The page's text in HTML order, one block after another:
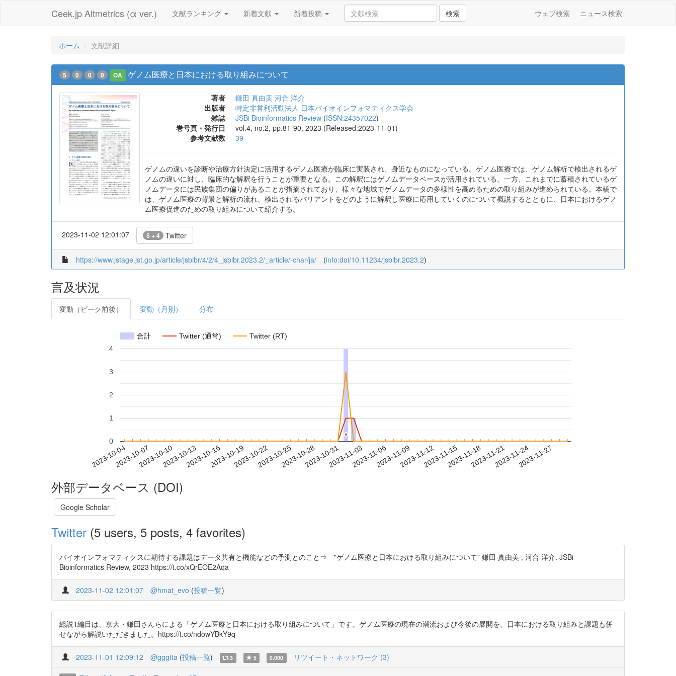
Ceek.jp Altmetrics (α ver.) 文献ランキング 新着文献 新着投稿 検索 ウェブ検索 ニュース検索
ホーム 文献詳細
5 0 0 0 OA ゲノム医療と日本における取り組みについて
著者 鎌田 真由美 河合 洋介
出版者
特定非営利活動法人 日本バイオインフォマティクス学会
雑誌
JSBi Bioinformatics Review (ISSN:24357022)
巻号頁・発行日
vol.4, no.2, pp.81-90, 2023 (Released:2023-11-01)
参考文献数
39
ゲノムの違いを診断や治療方針決定に活用するゲノム医療が臨床に実装され、身近なものになっている。ゲノム医療では、ゲノム解析で検出されるゲ
ノムの違いに対し、臨床的な解釈を行うことが重要となる。この解釈にはゲノムデータベースが活用されている。一方、これまでに蓄積されているゲ
ノムデータには民族集団の偏りがあることが指摘されており、様々な地域でゲノムデータの多様性を高めるための取り組みが進められている。本稿で
は、ゲノム医療の背景と解析の流れ、検出されるバリアントをどのように解釈し医療に応用していくのについて概説するとともに、日本におけるゲノ
ム医療促進のための取り組みについて紹介する。
2023-11-02 12:01:07 5 + 4 Twitter
https://www.jstage.jst.go.jp/article/jsbibr/4/2/4_jsbibr.2023.2/_article/-char/ja/ (info:doi/10.11234/jsbibr.2023.2)
言及状況
変動（ピーク前後） 変動（月別） 分布
合計 Twitter (通常) Twitter (RT)
2023-10-042023-10-072023-10-102023-10-132023-10-162023-10-192023-10-222023-10-252023-10-282023-10-312023-11-032023-11-062023-11-092023-11-122023-11-152023-11-182023-11-212023-11-242023-11-27
0
1
2
3
4
*
*
外部データベース (DOI)
Google Scholar
Twitter (5 users, 5 posts, 4 favorites)
バイオインフォマティクスに期待する課題はデータ共有と機能などの予測とのこと⇒ "ゲノム医療と日本における取り組みについて" 鎌田 真由美 , 河合 洋介. JSBi
Bioinformatics Review, 2023 https://t.co/xQrEOE2Aqa
2023-11-02 12:01:07 @hmat_evo (投稿一覧)
総説1編目は、京大・鎌田さんらによる「ゲノム医療と日本における取り組みについて」です。ゲノム医療の現在の潮流および今後の展開を、日本における取り組みと課題も併
せながら解説いただきました。https://t.co/ndowYBkY9q
2023-11-01 12:09:12 @gggtta (投稿一覧) 3 5 0.000 リツイート・ネットワーク (3)